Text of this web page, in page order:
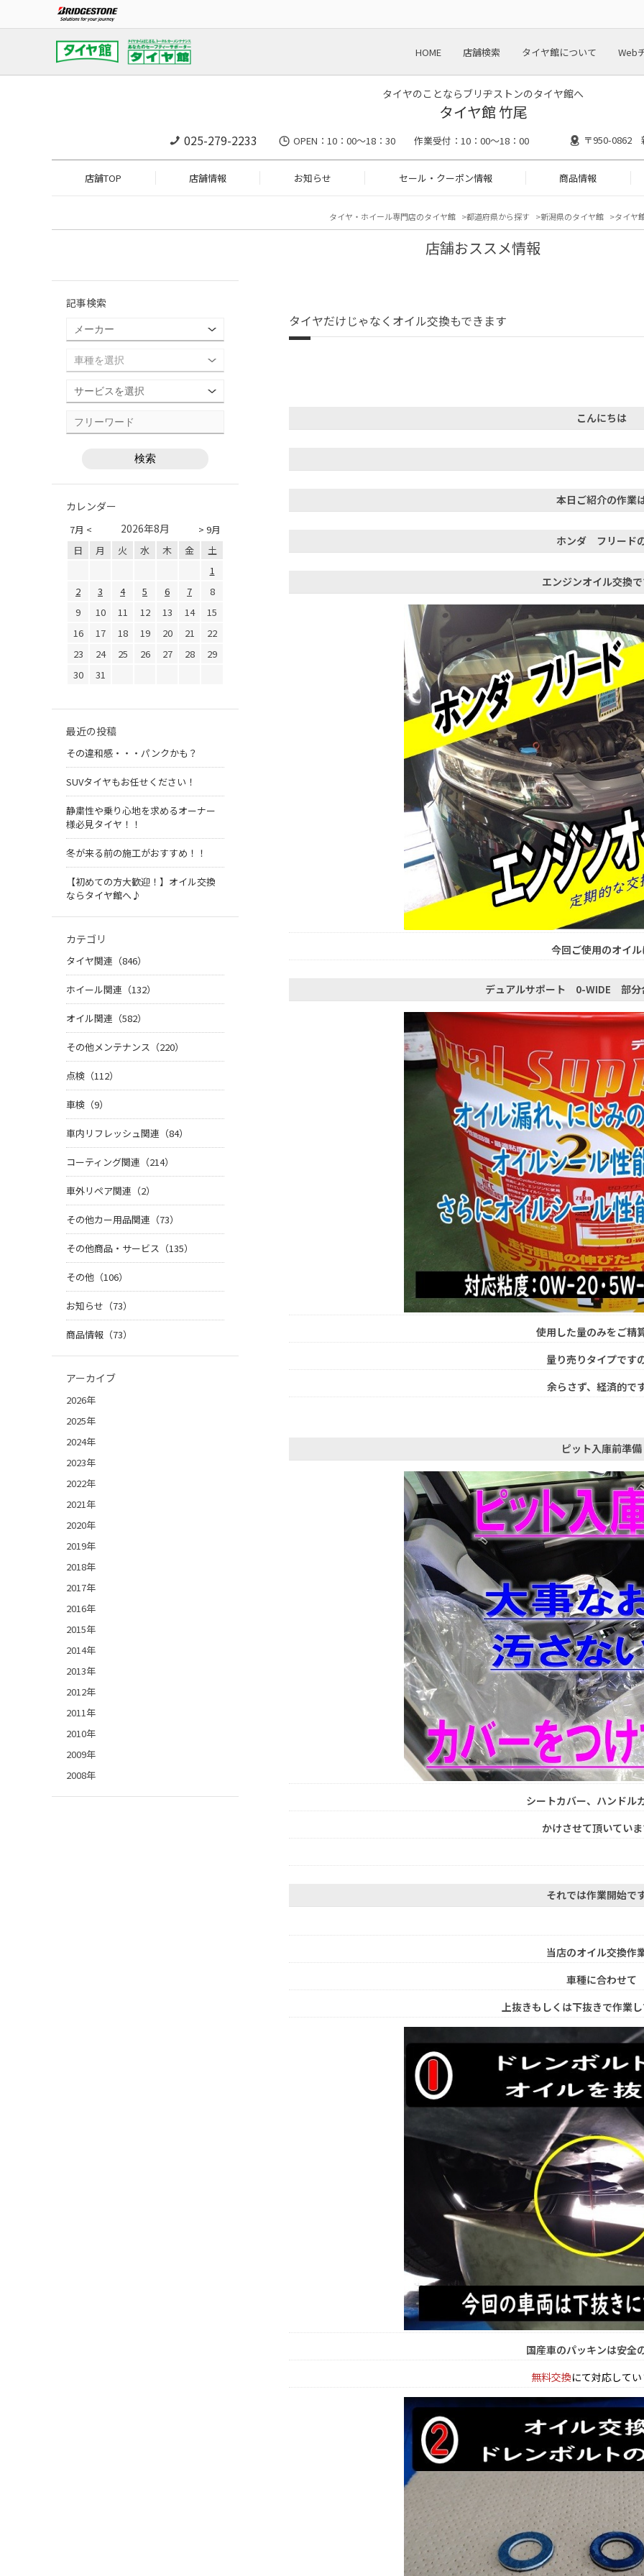
HOME 店舗検索 タイヤ館について Web
タイヤのことならブリヂストンのタイヤ館へ
タイヤ館 竹尾
025-279-2233 OPEN：10：00～18：30 作業受付：10：00～18：00 〒950-0862
店舗TOP 店舗情報 お知らせ セール・クーポン情報 商品情報
タイヤ・ホイール専門店のタイヤ館 都道府県から探す 新潟県のタイヤ館 タイヤ
店舗おススメ情報
タイヤだけじゃなくオイル交換もできます
こんにちは
本日ご紹介の作業
ホンダ フリード
エンジンオイル交換
今回ご使用のオイ
デュアルサポート 0-WIDE 部
使用した量のみをご精
量り売りタイプです
余らさず、経済的で
ピット入庫前準備
シートカバー、ハンドル
かけさせて頂いてい
それでは作業開始で
当店のオイル交換作
車種に合わせて
上抜きもしくは下抜きで作業
国産車のパッキンは安全
無料交換にて対応して
記事検索
カレンダー
7月 < > 9月
2026年8月
日 月 火 水 木 金
土
1
2
3 4 5 6 7
8
9
10 11 12 13 14
15
16
17 18 19 20 21
22
23
24 25 26 27 28
29
30
31
最近の投稿
その違和感・・・パンクかも？
SUVタイヤもお任せください！
静粛性や乗り心地を求めるオーナー
様必見タイヤ！！
冬が来る前の施工がおすすめ！！
【初めての方大歓迎！】オイル交換
ならタイヤ館へ♪
カテゴリ
タイヤ関連（846）
ホイール関連（132）
オイル関連（582）
その他メンテナンス（220）
点検（112）
車検（9）
車内リフレッシュ関連（84）
コーティング関連（214）
車外リペア関連（2）
その他カー用品関連（73）
その他商品・サービス（135）
その他（106）
お知らせ（73）
商品情報（73）
アーカイブ
2026年
2025年
2024年
2023年
2022年
2021年
2020年
2019年
2018年
2017年
2016年
2015年
2014年
2013年
2012年
2011年
2010年
2009年
2008年